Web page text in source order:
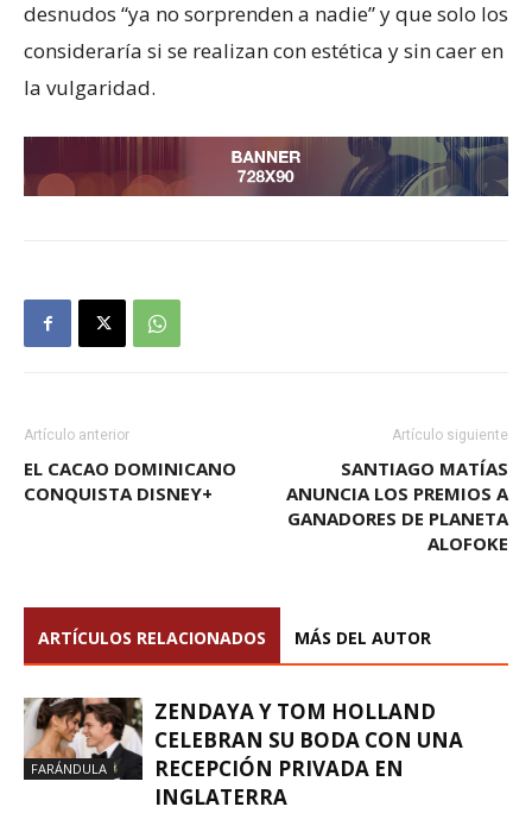
desnudos “ya no sorprenden a nadie” y que solo los
consideraría si se realizan con estética y sin caer en
la vulgaridad.
Artículo anterior
EL CACAO DOMINICANO
CONQUISTA DISNEY+
Artículo siguiente
SANTIAGO MATÍAS
ANUNCIA LOS PREMIOS A
GANADORES DE PLANETA
ALOFOKE
ARTÍCULOS RELACIONADOS MÁS DEL AUTOR
FARÁNDULA
ZENDAYA Y TOM HOLLAND
CELEBRAN SU BODA CON UNA
RECEPCIÓN PRIVADA EN
INGLATERRA